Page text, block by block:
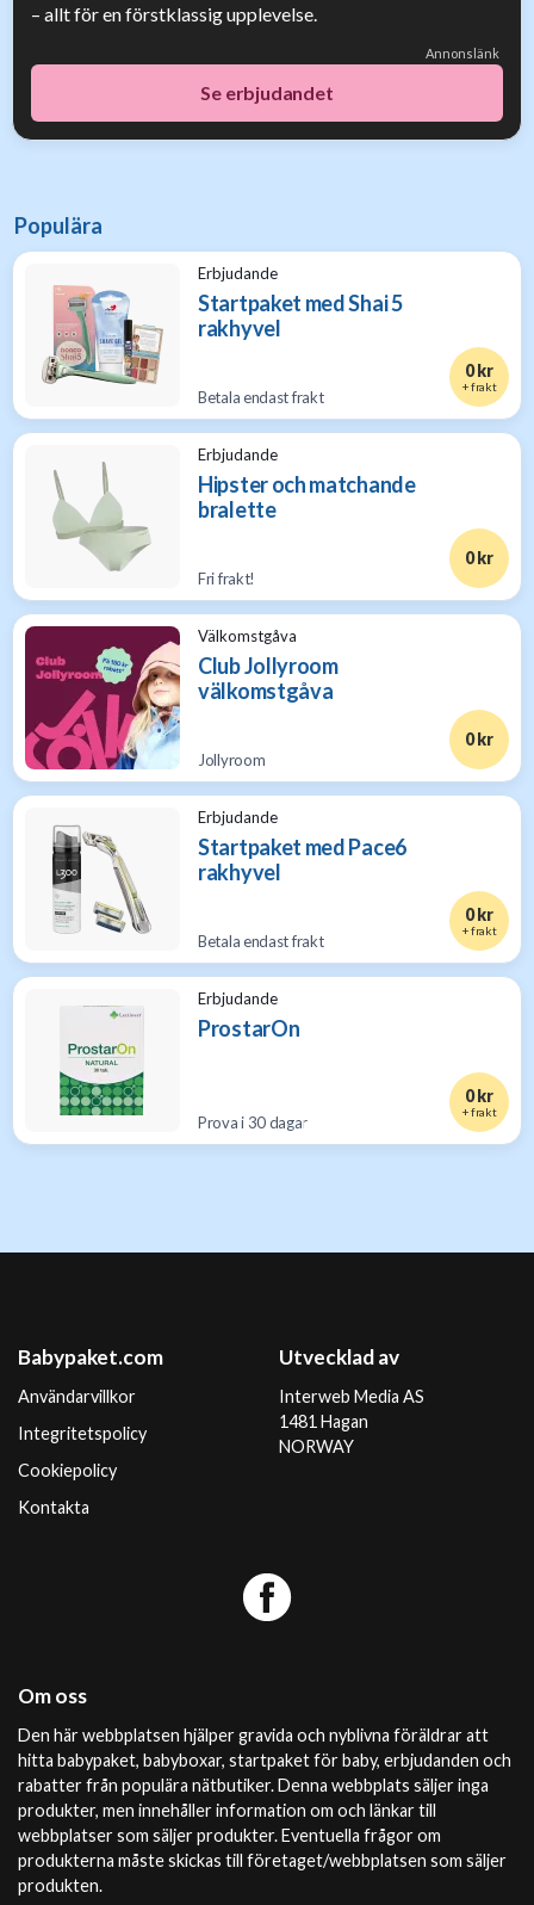
– allt för en förstklassig upplevelse.
Annonslänk
Se erbjudandet
Populära
Erbjudande
Startpaket med Shai 5
rakhyvel
Betala endast frakt
0 kr
+ frakt
Erbjudande
Hipster och matchande
bralette
Fri frakt!
0 kr
Välkomstgåva
Club Jollyroom
välkomstgåva
Jollyroom
0 kr
Erbjudande
Startpaket med Pace6
rakhyvel
Betala endast frakt
0 kr
+ frakt
Erbjudande
ProstarOn
Prova i 30 dagar
0 kr
+ frakt
Babypaket.com
Användarvillkor
Integritetspolicy
Cookiepolicy
Kontakta
Utvecklad av
Interweb Media AS
1481 Hagan
NORWAY
Om oss
Den här webbplatsen hjälper gravida och nyblivna föräldrar att
hitta babypaket, babyboxar, startpaket för baby, erbjudanden och
rabatter från populära nätbutiker. Denna webbplats säljer inga
produkter, men innehåller information om och länkar till
webbplatser som säljer produkter. Eventuella frågor om
produkterna måste skickas till företaget/webbplatsen som säljer
produkten.